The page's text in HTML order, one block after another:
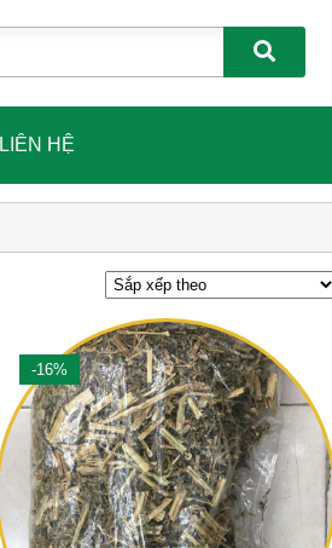
LIÊN HỆ
-16%